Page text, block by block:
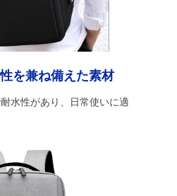
を兼ね備えた素材
水性があり、日常使いに適